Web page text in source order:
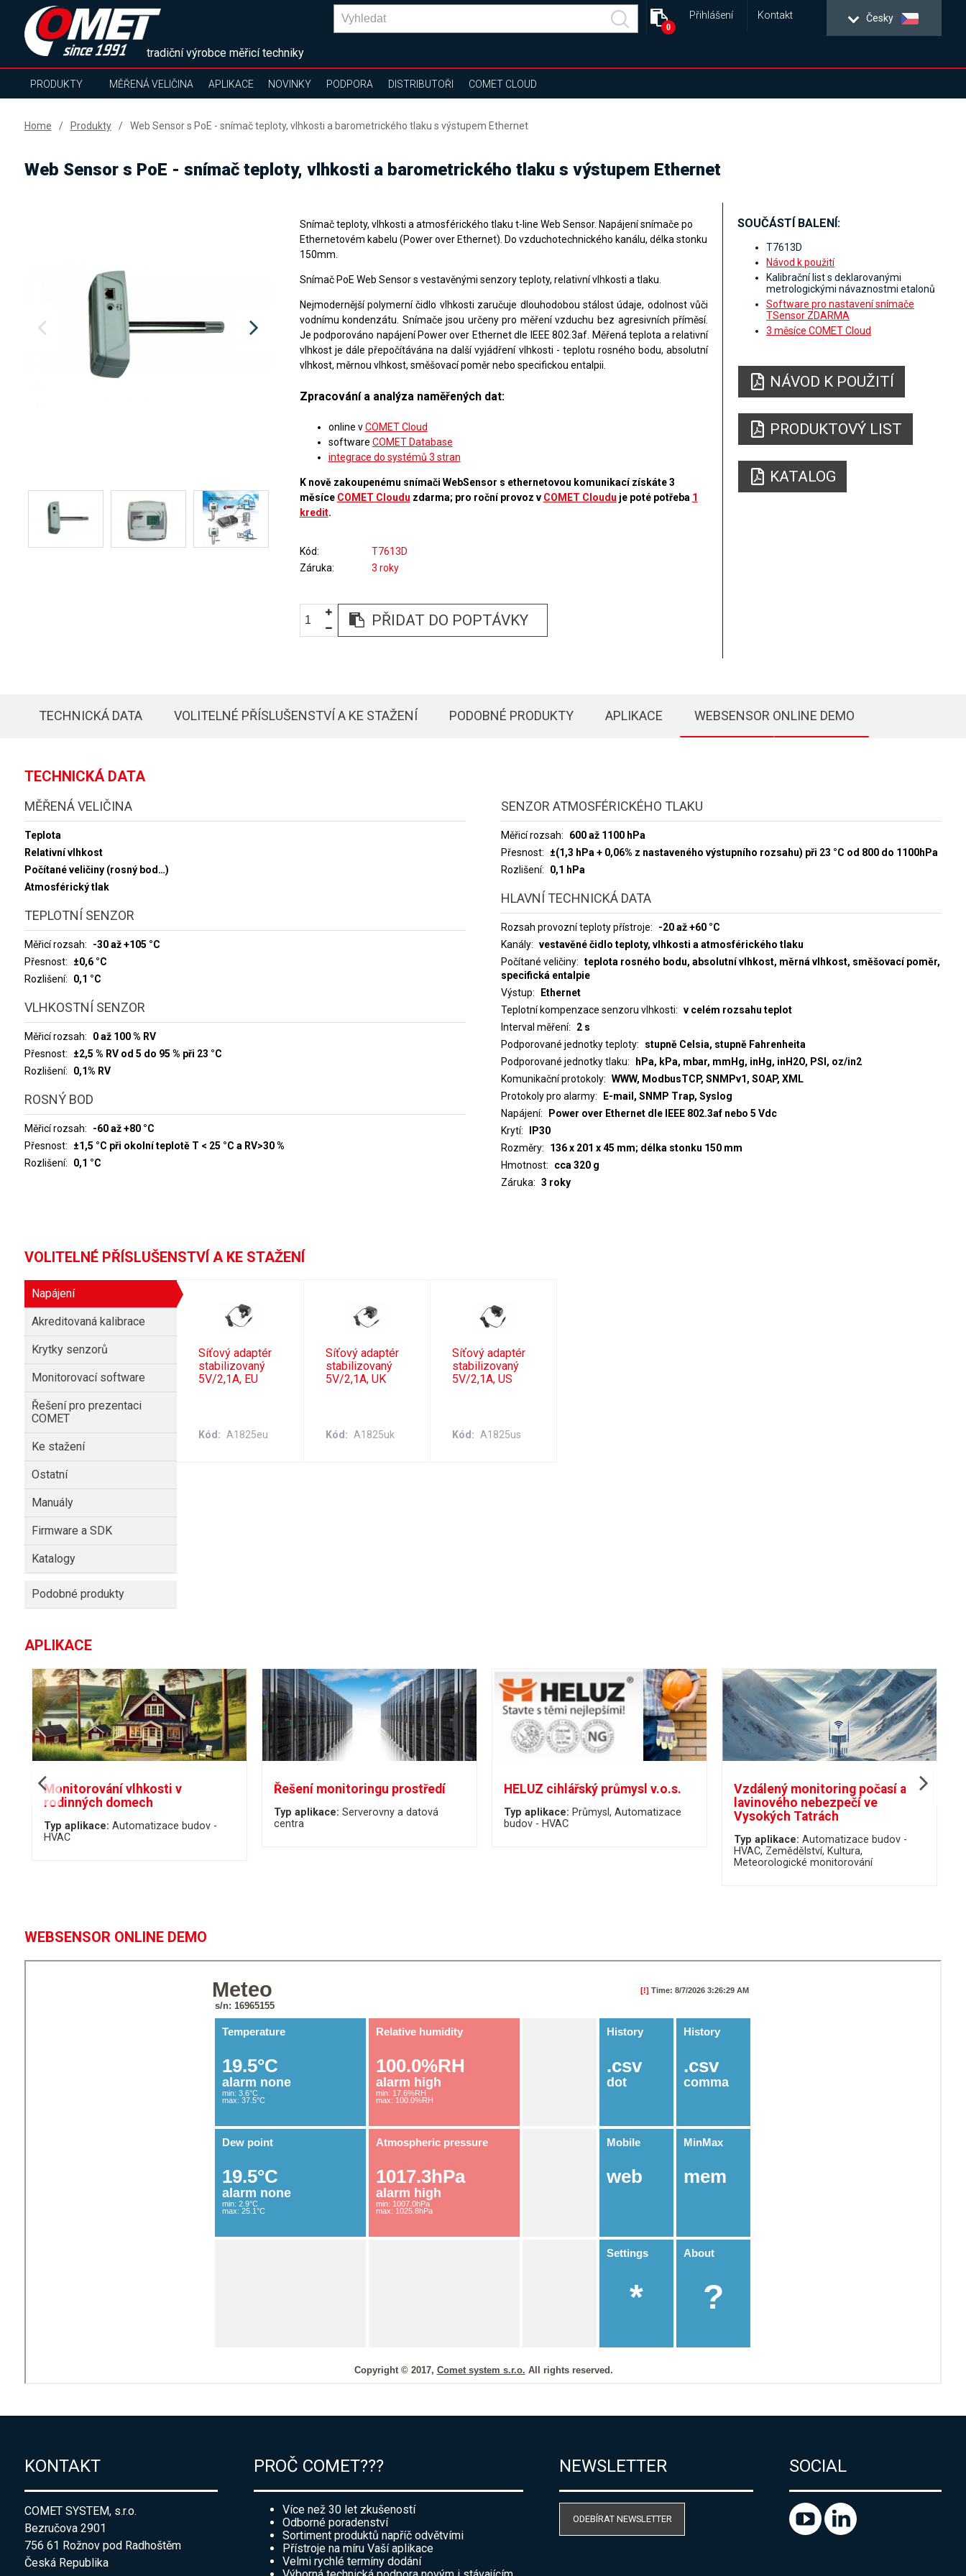
tradiční výrobce měřicí techniky
Česky
Přihlášení Kontakt
0
PRODUKTY MĚŘENÁ VELIČINA APLIKACE NOVINKY PODPORA DISTRIBUTOŘI COMET CLOUD
Home Produkty Web Sensor s PoE - snímač teploty, vlhkosti a barometrického tlaku s výstupem Ethernet
Web Sensor s PoE - snímač teploty, vlhkosti a barometrického tlaku s výstupem Ethernet
Snímač teploty, vlhkosti a atmosférického tlaku t-line Web Sensor. Napájení snímače po
Ethernetovém kabelu (Power over Ethernet). Do vzduchotechnického kanálu, délka stonku
150mm.
Snímač PoE Web Sensor s vestavěnými senzory teploty, relativní vlhkosti a tlaku.
Nejmodernější polymerní čidlo vlhkosti zaručuje dlouhodobou stálost údaje, odolnost vůči
vodnímu kondenzátu. Snímače jsou určeny pro měření vzduchu bez agresivních příměsí.
Je podporováno napájení Power over Ethernet dle IEEE 802.3af. Měřená teplota a relativní
vlhkost je dále přepočítávána na další vyjádření vlhkosti - teplotu rosného bodu, absolutní
vlhkost, měrnou vlhkost, směšovací poměr nebo specifickou entalpii.
Zpracování a analýza naměřených dat:
online vCOMET Cloud
software COMET Database
integrace do systémů 3 stran
K nově zakoupenému snímači WebSensor s ethernetovou komunikací získáte 3
měsíce COMET Cloudu zdarma; pro roční provoz v COMET Cloudu je poté potřeba 1
kredit.
Kód
T7613D
Záruka
3 roky
PŘIDAT DO POPTÁVKY
SOUČÁSTÍ BALENÍ:
T7613D
Návod k použití
Kalibrační list s deklarovanými
metrologickými návaznostmi etalonů
Software pro nastavení snímače
TSensor ZDARMA
3 měsíce COMET Cloud
NÁVOD K POUŽITÍ
PRODUKTOVÝ LIST
KATALOG
TECHNICKÁ DATA VOLITELNÉ PŘÍSLUŠENSTVÍ A KE STAŽENÍ PODOBNÉ PRODUKTY APLIKACE WEBSENSOR ONLINE DEMO
TECHNICKÁ DATA
MĚŘENÁ VELIČINA
Teplota
Relativní vlhkost
Počítané veličiny (rosný bod…)
Atmosférický tlak
TEPLOTNÍ SENZOR
Měřicí rozsah
-30 až +105 °C
Přesnost
±0,6 °C
Rozlišení
0,1 °C
VLHKOSTNÍ SENZOR
Měřicí rozsah
0 až 100 % RV
Přesnost
±2,5 % RV od 5 do 95 % při 23 °C
Rozlišení
0,1% RV
ROSNÝ BOD
Měřicí rozsah
-60 až +80 °C
Přesnost
±1,5 °C při okolní teplotě T < 25 °C a RV>30 %
Rozlišení
0,1 °C
SENZOR ATMOSFÉRICKÉHO TLAKU
Měřicí rozsah
600 až 1100 hPa
Přesnost
±(1,3 hPa + 0,06% z nastaveného výstupního rozsahu) při 23 °C od 800 do 1100hPa
Rozlišení
0,1 hPa
HLAVNÍ TECHNICKÁ DATA
Rozsah provozní teploty přístroje
-20 až +60 °C
Kanály
vestavěné čidlo teploty, vlhkosti a atmosférického tlaku
Počítané veličiny
teplota rosného bodu, absolutní vlhkost, měrná vlhkost, směšovací poměr,
specifická entalpie
Výstup
Ethernet
Teplotní kompenzace senzoru vlhkosti
v celém rozsahu teplot
Interval měření
2 s
Podporované jednotky teploty
stupně Celsia, stupně Fahrenheita
Podporované jednotky tlaku
hPa, kPa, mbar, mmHg, inHg, inH2O, PSI, oz/in2
Komunikační protokoly
WWW, ModbusTCP, SNMPv1, SOAP, XML
Protokoly pro alarmy
E-mail, SNMP Trap, Syslog
Napájení
Power over Ethernet dle IEEE 802.3af nebo 5 Vdc
Krytí
IP30
Rozměry
136 x 201 x 45 mm; délka stonku 150 mm
Hmotnost
cca 320 g
Záruka
3 roky
VOLITELNÉ PŘÍSLUŠENSTVÍ A KE STAŽENÍ
Napájení
Akreditovaná kalibrace
Krytky senzorů
Monitorovací software
Řešení pro prezentaci
COMET
Ke stažení
Ostatní
Manuály
Firmware a SDK
Katalogy
Podobné produkty
Síťový adaptér
stabilizovaný
5V/2,1A, EU
Kód A1825eu
Síťový adaptér
stabilizovaný
5V/2,1A, UK
Kód A1825uk
Síťový adaptér
stabilizovaný
5V/2,1A, US
Kód A1825us
APLIKACE
Monitorování vlhkosti v
rodinných domech
Typ aplikace: Automatizace budov -
HVAC
Řešení monitoringu prostředí
Typ aplikace: Serverovny a datová
centra
HELUZ cihlářský průmysl v.o.s.
Typ aplikace: Průmysl
Automatizace
budov - HVAC
Vzdálený monitoring počasí a
lavinového nebezpečí ve
Vysokých Tatrách
Typ aplikace: Automatizace budov -
HVAC Zemědělství Kultura
Meteorologické monitorování
WEBSENSOR ONLINE DEMO
KONTAKT
COMET SYSTEM, s.r.o.
Bezručova 2901
756 61 Rožnov pod Radhoštěm
Česká Republika
PROČ COMET???
Více než 30 let zkušeností
Odborné poradenství
Sortiment produktů napříč odvětvími
Přístroje na míru Vaší aplikace
Velmi rychlé termíny dodání
NEWSLETTER
ODEBÍRAT NEWSLETTER
SOCIAL